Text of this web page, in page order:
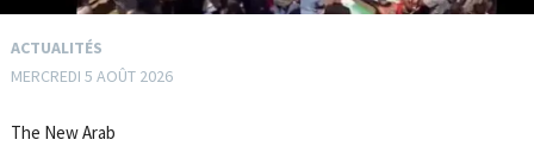
ACTUALITÉS
MERCREDI 5 AOÛT 2026
The New Arab